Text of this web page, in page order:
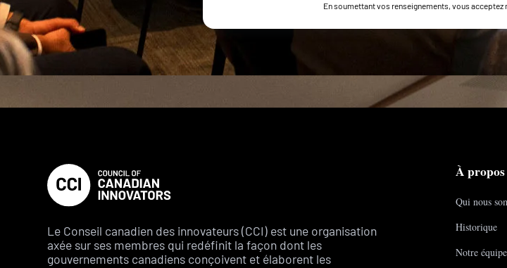
En soumettant vos renseignements, vous acceptez
Le Conseil canadien des innovateurs (CCI) est une organisation
axée sur ses membres qui redéfinit la façon dont les
gouvernements canadiens conçoivent et élaborent les
À propos
Qui nous
Historique
Notre équipe